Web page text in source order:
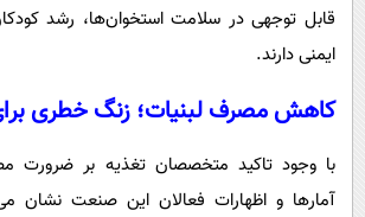
قابل توجهی در سلامت استخوان‌ها، رشد
ایمنی دارند.
کاهش مصرف لبنیات؛ زنگ خطری
با وجود تاکید متخصصان تغذیه بر ضرورت
آمارها و اظهارات فعالان این صنعت نشان